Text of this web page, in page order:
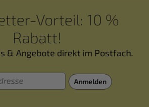
Vorteil: 10 %
Rabatt!
& Angebote direkt im Postfach.
Anmelden